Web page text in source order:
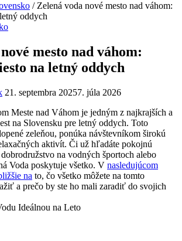
/ Zelená voda nové mesto nad váhom:
oddych
mesto nad váhom:
na letný oddych
21. septembra 20257. júla 2026
Meste nad Váhom je jedným z najkrajších a
na Slovensku pre letný oddych. Toto
zeleňou, ponúka návštevníkom širokú
aktivít. Či už hľadáte pokojnú
na vodných športoch alebo
Voda poskytuje všetko. V nasledujúcom
na to, čo všetko môžete na tomto
a prečo by ste ho mali zaradiť do svojich